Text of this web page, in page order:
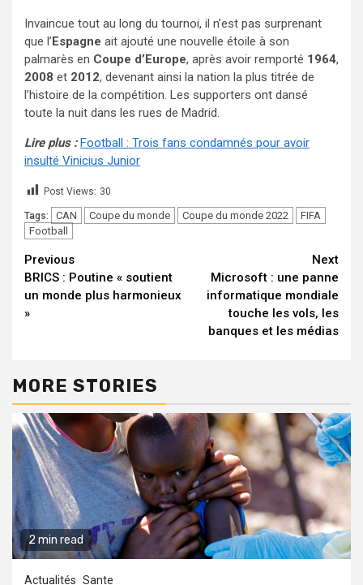
Invaincue tout au long du tournoi, il n’est pas surprenant
que l’Espagne ait ajouté une nouvelle étoile à son
palmarès en Coupe d’Europe, après avoir remporté 1964,
2008 et 2012, devenant ainsi la nation la plus titrée de
l’histoire de la compétition. Les supporters ont dansé
toute la nuit dans les rues de Madrid.
Lire plus :Football : Trois fans condamnés pour avoir
insulté Vinicius Junior
Post Views: 30
Tags: CAN Coupe du monde Coupe du monde 2022
FIFA
Football
Continue
Reading
Previous
BRICS : Poutine « soutient
un monde plus harmonieux
»
Next
Microsoft : une panne
informatique mondiale
touche les vols, les
banques et les médias
MORE STORIES
2 min read
Actualités Sante